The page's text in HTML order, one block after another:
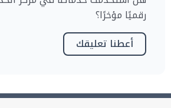
رقميًا مؤخرًا؟
أعطنا تعليقك